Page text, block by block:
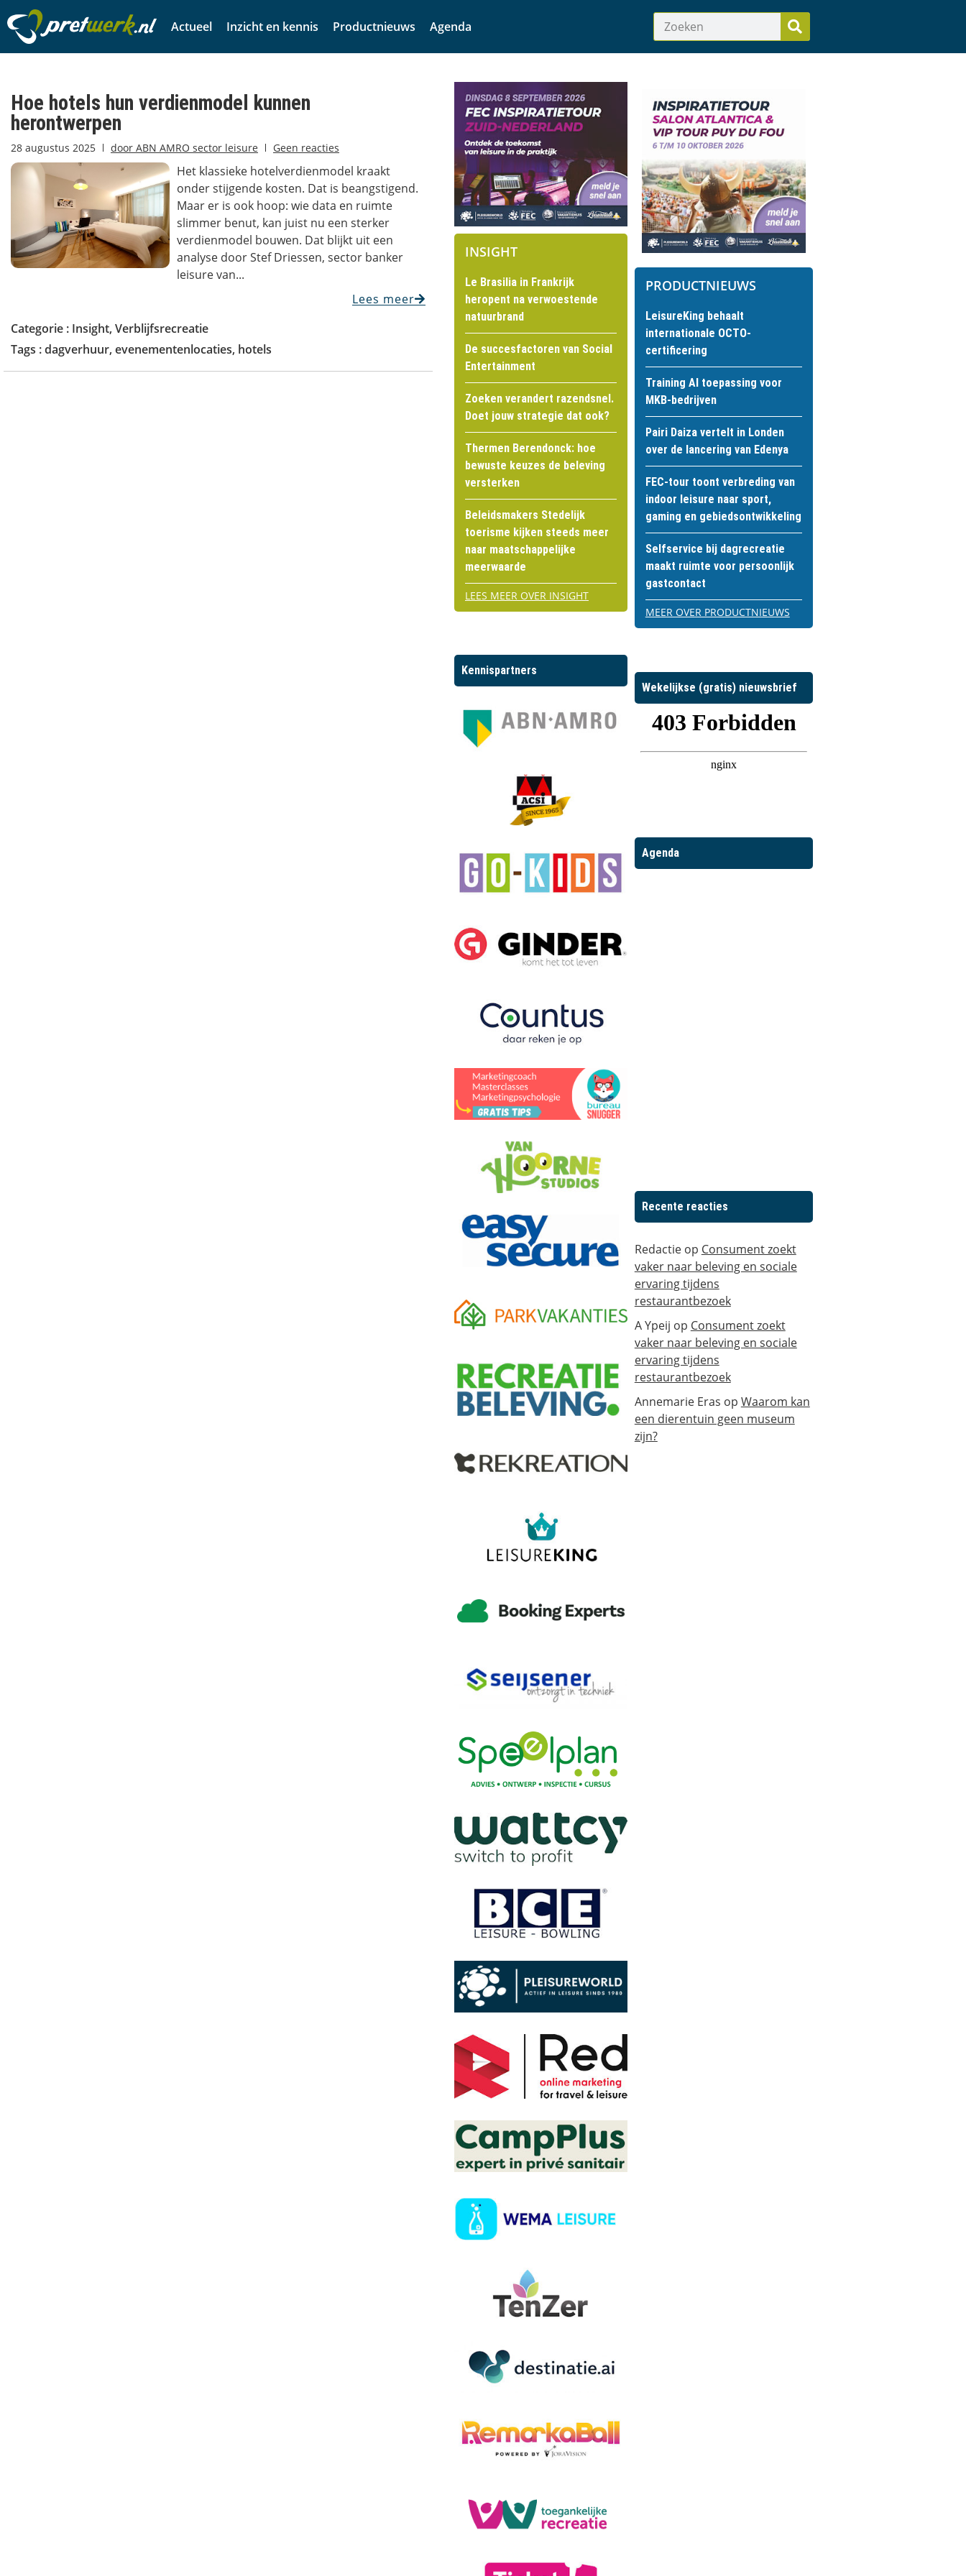
Actueel Inzicht en kennis Productnieuws Agenda
Hoe hotels hun verdienmodel kunnen
herontwerpen
28 augustus 2025 door ABN AMRO sector leisure Geen reacties
Het klassieke hotelverdienmodel kraakt
onder stijgende kosten. Dat is beangstigend.
Maar er is ook hoop: wie data en ruimte
slimmer benut, kan juist nu een sterker
verdienmodel bouwen. Dat blijkt uit een
analyse door Stef Driessen, sector banker
leisure van...
Lees meer
Categorie : Insight, Verblijfsrecreatie
Tags :dagverhuur, evenementenlocaties, hotels
INSIGHT
Le Brasilia in Frankrijk
heropent na verwoestende
natuurbrand
De succesfactoren van Social
Entertainment
Zoeken verandert razendsnel.
Doet jouw strategie dat ook?
Thermen Berendonck: hoe
bewuste keuzes de beleving
versterken
Beleidsmakers Stedelijk
toerisme kijken steeds meer
naar maatschappelijke
meerwaarde
LEES MEER OVER INSIGHT
Kennispartners
PRODUCTNIEUWS
LeisureKing behaalt
internationale OCTO-
certificering
Training AI toepassing voor
MKB-bedrijven
Pairi Daiza vertelt in Londen
over de lancering van Edenya
FEC-tour toont verbreding van
indoor leisure naar sport,
gaming en gebiedsontwikkeling
Selfservice bij dagrecreatie
maakt ruimte voor persoonlijk
gastcontact
MEER OVER PRODUCTNIEUWS
Wekelijkse (gratis) nieuwsbrief
Agenda
Recente reacties
Redactieop Consument zoekt
vaker naar beleving en sociale
ervaring tijdens
restaurantbezoek
A Ypeij op Consument zoekt
vaker naar beleving en sociale
ervaring tijdens
restaurantbezoek
Annemarie Eras op Waarom kan
een dierentuin geen museum
zijn?